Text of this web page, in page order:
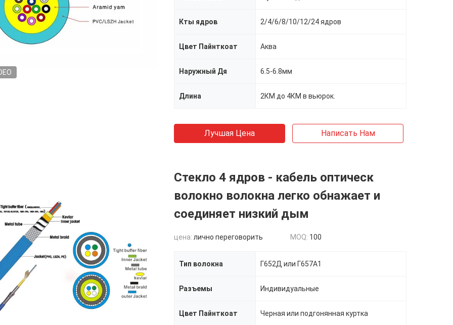
Кты ядров 2/4/6/8/10/12/24 ядров
Цвет Пайнткоат Аква
Наружный Дя 6.5-6.8мм
Длина 2КМ до 4КМ в вьюрок.
Лучшая Цена Написать Нам
Стекло 4 ядров - кабель оптическ
волокно волокна легко обнажает и
соединяет низкий дым
цена: лично переговорить MOQ: 100
Тип волокна Г652Д или Г657А1
Разъемы Индивидуальные
Цвет Пайнткоат Черная или подгонянная куртка